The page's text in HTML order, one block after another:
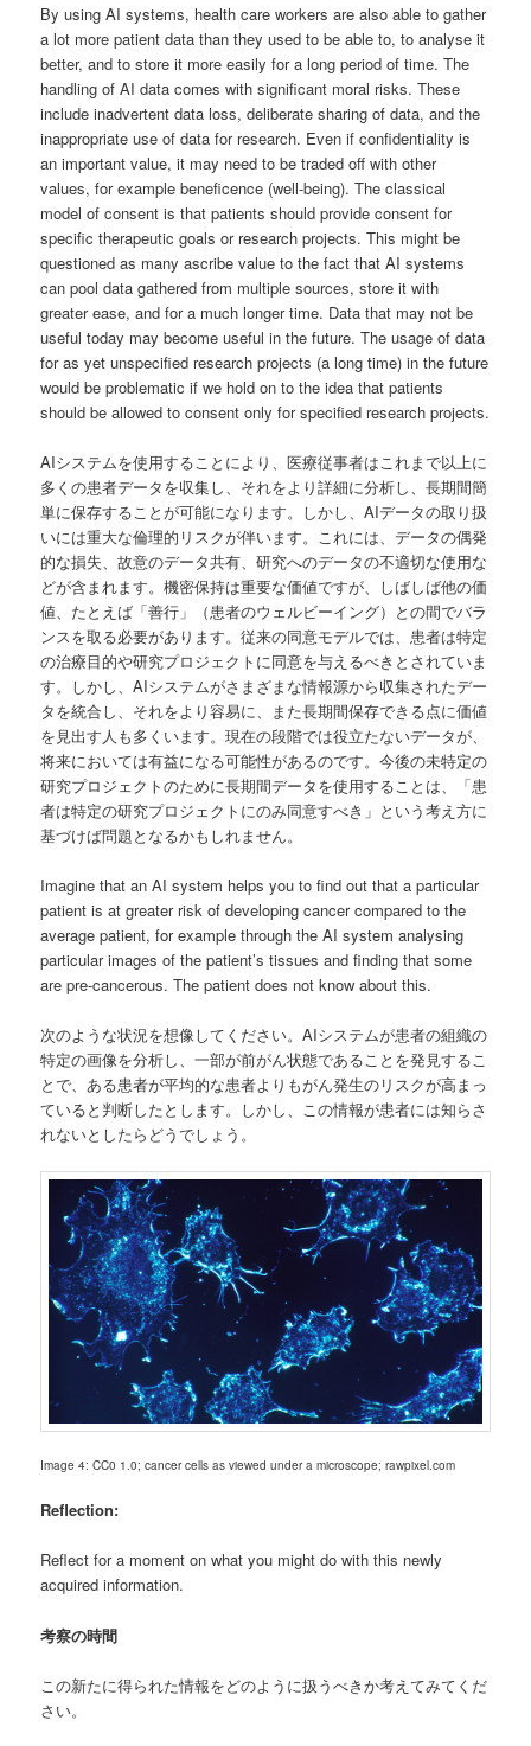
By using AI systems, health care workers are also able to gather
a lot more patient data than they used to be able to, to analyse it
better, and to store it more easily for a long period of time. The
handling of AI data comes with significant moral risks. These
include inadvertent data loss, deliberate sharing of data, and the
inappropriate use of data for research. Even if confidentiality is
an important value, it may need to be traded off with other
values, for example beneficence (well-being). The classical
model of consent is that patients should provide consent for
specific therapeutic goals or research projects. This might be
questioned as many ascribe value to the fact that AI systems
can pool data gathered from multiple sources, store it with
greater ease, and for a much longer time. Data that may not be
useful today may become useful in the future. The usage of data
for as yet unspecified research projects (a long time) in the future
would be problematic if we hold on to the idea that patients
should be allowed to consent only for specified research projects.
AIシステムを使用することにより、医療従事者はこれまで以上に
多くの患者データを収集し、それをより詳細に分析し、長期間簡
単に保存することが可能になります。しかし、AIデータの取り扱
いには重大な倫理的リスクが伴います。これには、データの偶発
的な損失、故意のデータ共有、研究へのデータの不適切な使用な
どが含まれます。機密保持は重要な価値ですが、しばしば他の価
値、たとえば「善行」（患者のウェルビーイング）との間でバラ
ンスを取る必要があります。従来の同意モデルでは、患者は特定
の治療目的や研究プロジェクトに同意を与えるべきとされていま
す。しかし、AIシステムがさまざまな情報源から収集されたデー
タを統合し、それをより容易に、また長期間保存できる点に価値
を見出す人も多くいます。現在の段階では役立たないデータが、
将来においては有益になる可能性があるのです。今後の未特定の
研究プロジェクトのために長期間データを使用することは、「患
者は特定の研究プロジェクトにのみ同意すべき」という考え方に
基づけば問題となるかもしれません。
Imagine that an AI system helps you to find out that a particular
patient is at greater risk of developing cancer compared to the
average patient, for example through the AI system analysing
particular images of the patient’s tissues and finding that some
are pre-cancerous. The patient does not know about this.
次のような状況を想像してください。AIシステムが患者の組織の
特定の画像を分析し、一部が前がん状態であることを発見するこ
とで、ある患者が平均的な患者よりもがん発生のリスクが高まっ
ていると判断したとします。しかし、この情報が患者には知らさ
れないとしたらどうでしょう。
Image 4: CC0 1.0; cancer cells as viewed under a microscope; rawpixel.com
Reflection:
Reflect for a moment on what you might do with this newly
acquired information.
考察の時間
この新たに得られた情報をどのように扱うべきか考えてみてくだ
さい。